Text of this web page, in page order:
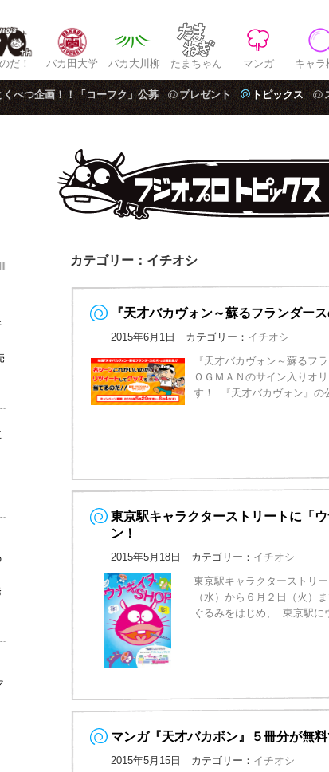
だ！ バカ田大学 バカ大川柳 たまちゃん マンガ キャラ
くべつ企画！！「コーフク」公募 プレゼント トピックス
カテゴリー：イチオシ
『天才バカヴォン～蘇るフランダー
2015年6月1日 カテゴリー： イチオシ
『天才バカヴォン～蘇るフ
ＯＧＭＡＮのサイン入りオ
す！ 『天才バカヴォン』の
東京駅キャラクターストリートに「
ン！
2015年5月18日 カテゴリー： イチオシ
東京駅キャラクターストリ
（水）から６月２日（火）
ぐるみをはじめ、 東京駅に
マンガ『天才バカボン』５冊分が無
2015年5月15日 カテゴリー： イチオシ